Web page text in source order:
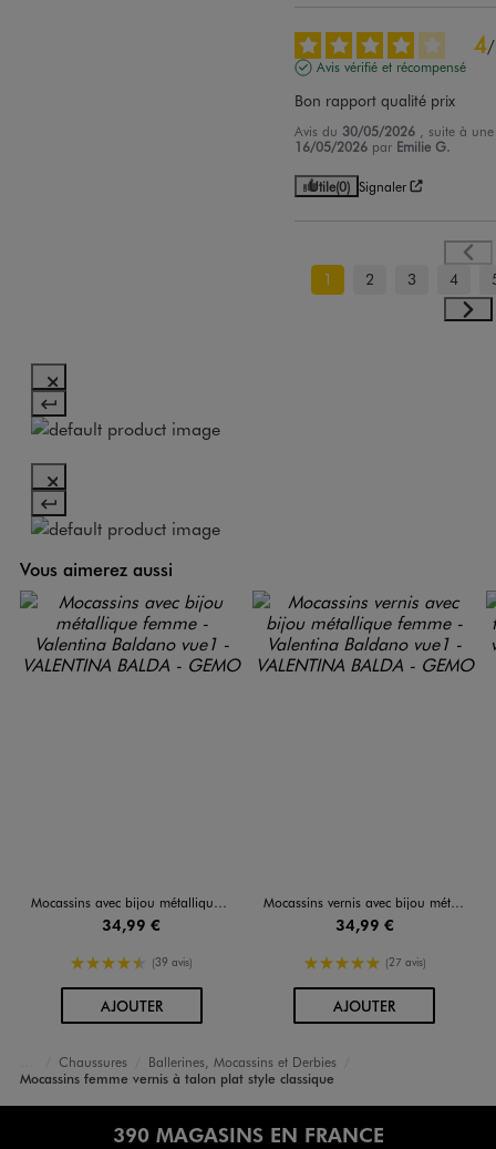
4/
Avis vérifié et récompensé
Bon rapport qualité prix
Avis du 30/05/2026
, suite à
16/05/2026 par Emilie G.
Utile(0) Signaler
1 2 3 4
Vous aimerez aussi
Mocassins avec bijou métallique femme - Valentina Baldano
34,99 €
4.5/5 de moyenne
(39 avis)
AJOUTERAU PANIER
Mocassins vernis avec bijou métallique femme - Valentina Baldano
34,99 €
5/5 de moyenne
(27 avis)
AJOUTERAU PANIER
Accueil
Femme
Chaussures
Ballerines, Mocassins et Derbies
Mocassins femme vernis à talon plat style classique
390 MAGASINS EN FRANCE